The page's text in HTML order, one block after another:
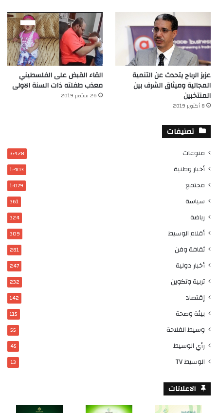
عزيز الرباح يتحدث عن التنمية
المجالية وميثاق الشرف بين
المنتخبين
8 أكتوبر 2019
القاء القبض على الفلسطيني
معذب طفلته ذات السنة الاولى
26 سبتمبر 2019
تصنيفات
منوعات 3٬428
أخبار وطنية 1٬403
مجتمع 1٬079
سياسة 361
رياضة 324
أقلام الوسيط 309
ثقافة وفن 281
أخبار دولية 247
تربية وتكوين 232
إقتصاد 142
بيئة وصحة 115
وسيط الفلاحة 55
رأي الوسيط 45
الوسيط TV 13
الاعلانات